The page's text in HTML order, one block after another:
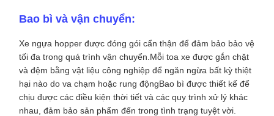
Bao bì và vận chuyển:
Xe ngựa hopper được đóng gói cẩn thận để đảm bảo bảo vệ
tối đa trong quá trình vận chuyển.Mỗi toa xe được gắn chặt
và đệm bằng vật liệu công nghiệp để ngăn ngừa bất kỳ thiệt
hại nào do va chạm hoặc rung độngBao bì được thiết kế để
chịu được các điều kiện thời tiết và các quy trình xử lý khác
nhau, đảm bảo sản phẩm đến trong tình trạng tuyệt vời.